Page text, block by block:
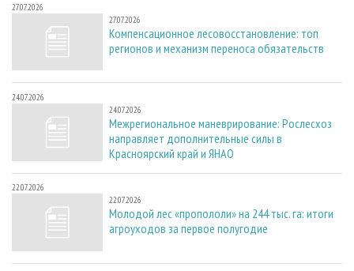
27.07.2026
27.07.2026
Компенсационное лесовосстановление: топ
регионов и механизм переноса обязательств
24.07.2026
24.07.2026
Межрегиональное маневрирование: Рослесхоз
направляет дополнительные силы в
Красноярский край и ЯНАО
22.07.2026
22.07.2026
Молодой лес «пропололи» на 244 тыс. га: итоги
агроуходов за первое полугодие